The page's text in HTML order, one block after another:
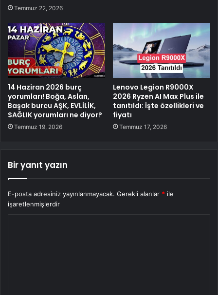
Temmuz 22, 2026
14 Haziran 2026 burç
yorumları! Boğa, Aslan,
Başak burcu AŞK, EVLİLİK,
SAĞLIK yorumları ne diyor?
Temmuz 19, 2026
Lenovo Legion R9000X
2026 Ryzen AI Max Plus ile
tanıtıldı: İşte özellikleri ve
fiyatı
Temmuz 17, 2026
Bir yanıt yazın
E-posta adresiniz yayınlanmayacak. Gerekli alanlar * ile
işaretlenmişlerdir